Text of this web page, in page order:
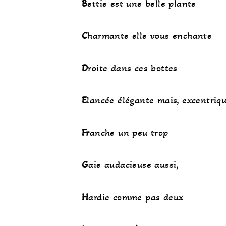
Bettie est une belle plante
Charmante elle vous enchante
Droite dans ces bottes
Elancée élégante mais,
Franche un peu trop
Gaie audacieuse aussi,
Hardie comme pas deux